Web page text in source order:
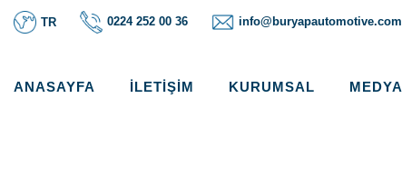
TR 0224 252 00 36 info@buryapautomotive.com
ANASAYFA İLETIŞIM KURUMSAL MEDYA